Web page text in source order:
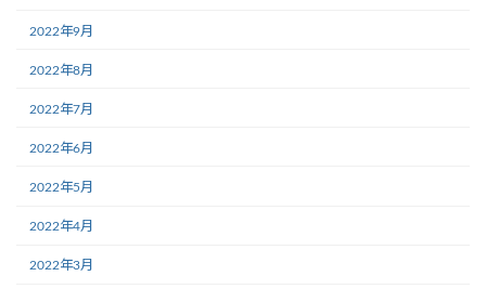
2022年9月
2022年8月
2022年7月
2022年6月
2022年5月
2022年4月
2022年3月